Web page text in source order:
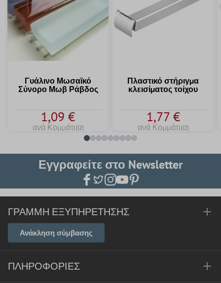
Γυάλινο Μωσαϊκό
Σύνορο Μωβ Ράβδος
1,09 €
ανά Κομμάτι(α)
Πλαστικό στήριγμα
κλεισίματος τοίχου
1,77 €
ανά Κομμάτι(α)
Εγγραφείτε στο Newsletter
ΓΡΑΜΜΉ ΕΞΥΠΗΡΈΤΗΣΗΣ
Ανάκληση σύμβασης
ΠΛΗΡΟΦΟΡΊΕΣ